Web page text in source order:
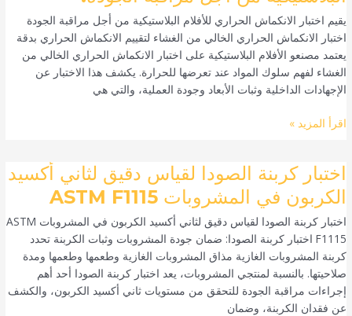
يقيم اختبار الانكماش الحراري للأفلام البلاستيكية من أجل مراقبة الجودة
اختبار الانكماش الحراري الخالي من الغشاء لتقييم الانكماش الحراري بدقة
يعتمد مصنعو الأفلام البلاستيكية على اختبار الانكماش الحراري الخالي من
الغشاء لفهم سلوك المواد عند تعرضها للحرارة. يكشف هذا الاختبار عن
الإجهادات الداخلية وثبات الأبعاد وجودة العملية، والتي هي
الحراري
للأغشية
البلاستيكية
من
أجل
الجودة.
اقرأ المزيد »
اختبار كربنة الصودا لقياس دقيق لثاني أكسيد
الكربون في المشروبات ASTM F1115
اختبار كربنة الصودا لقياس دقيق لثاني أكسيد الكربون في المشروبات ASTM
F1115 اختبار كربنة الصودا: ضمان جودة المشروبات وثبات الكربنة تحدد
كربنة المشروبات الغازية مذاق المشروبات الغازية وطعمها وطعمها ومدة
صلاحيتها. بالنسبة لمنتجي المشروبات، يعد اختبار كربنة الصودا أحد أهم
إجراءات مراقبة الجودة للتحقق من مستويات ثاني أكسيد الكربون، والكشف
عن فقدان الكربنة، وضمان
اختبار
كربنة
الصودا
لقياس
دقيق
لثاني
أكسيد
الكربون
في